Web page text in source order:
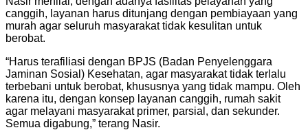
canggih, layanan harus ditunjang dengan pembiayaan yang
murah agar seluruh masyarakat tidak kesulitan untuk
berobat.
“Harus terafiliasi dengan BPJS (Badan Penyelenggara
Jaminan Sosial) Kesehatan, agar masyarakat tidak terlalu
terbebani untuk berobat, khususnya yang tidak mampu. Oleh
karena itu, dengan konsep layanan canggih, rumah sakit
agar melayani masyarakat primer, parsial, dan sekunder.
Semua digabung,” terang Nasir.